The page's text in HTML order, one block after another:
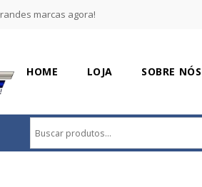
marcas agora!
HOME LOJA SOBRE NÓS